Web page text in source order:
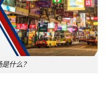
什么？